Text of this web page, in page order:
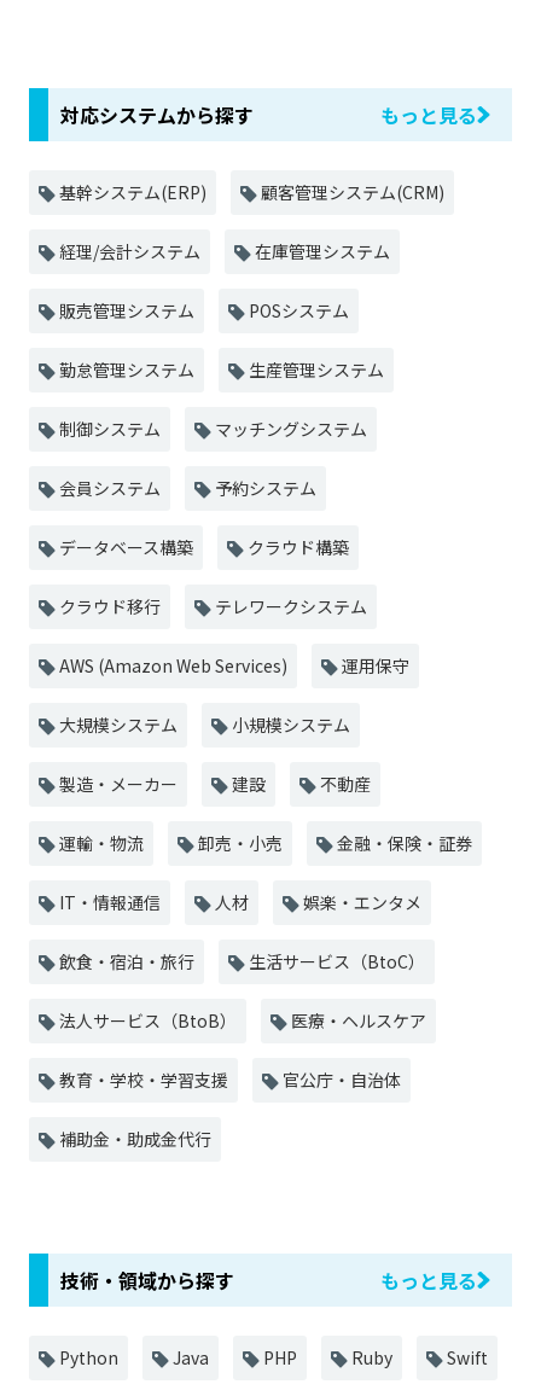
対応システムから探す もっと見る
基幹システム(ERP) 顧客管理システム(CRM)
経理/会計システム 在庫管理システム
販売管理システム POSシステム
勤怠管理システム 生産管理システム
制御システム マッチングシステム
会員システム 予約システム
データベース構築 クラウド構築
クラウド移行 テレワークシステム
AWS (Amazon Web Services) 運用保守
大規模システム 小規模システム
製造・メーカー 建設 不動産
運輸・物流 卸売・小売 金融・保険・証券
IT・情報通信 人材 娯楽・エンタメ
飲食・宿泊・旅行 生活サービス（BtoC）
法人サービス（BtoB） 医療・ヘルスケア
教育・学校・学習支援 官公庁・自治体
補助金・助成金代行
技術・領域から探す もっと見る
Python Java PHP Ruby Swift